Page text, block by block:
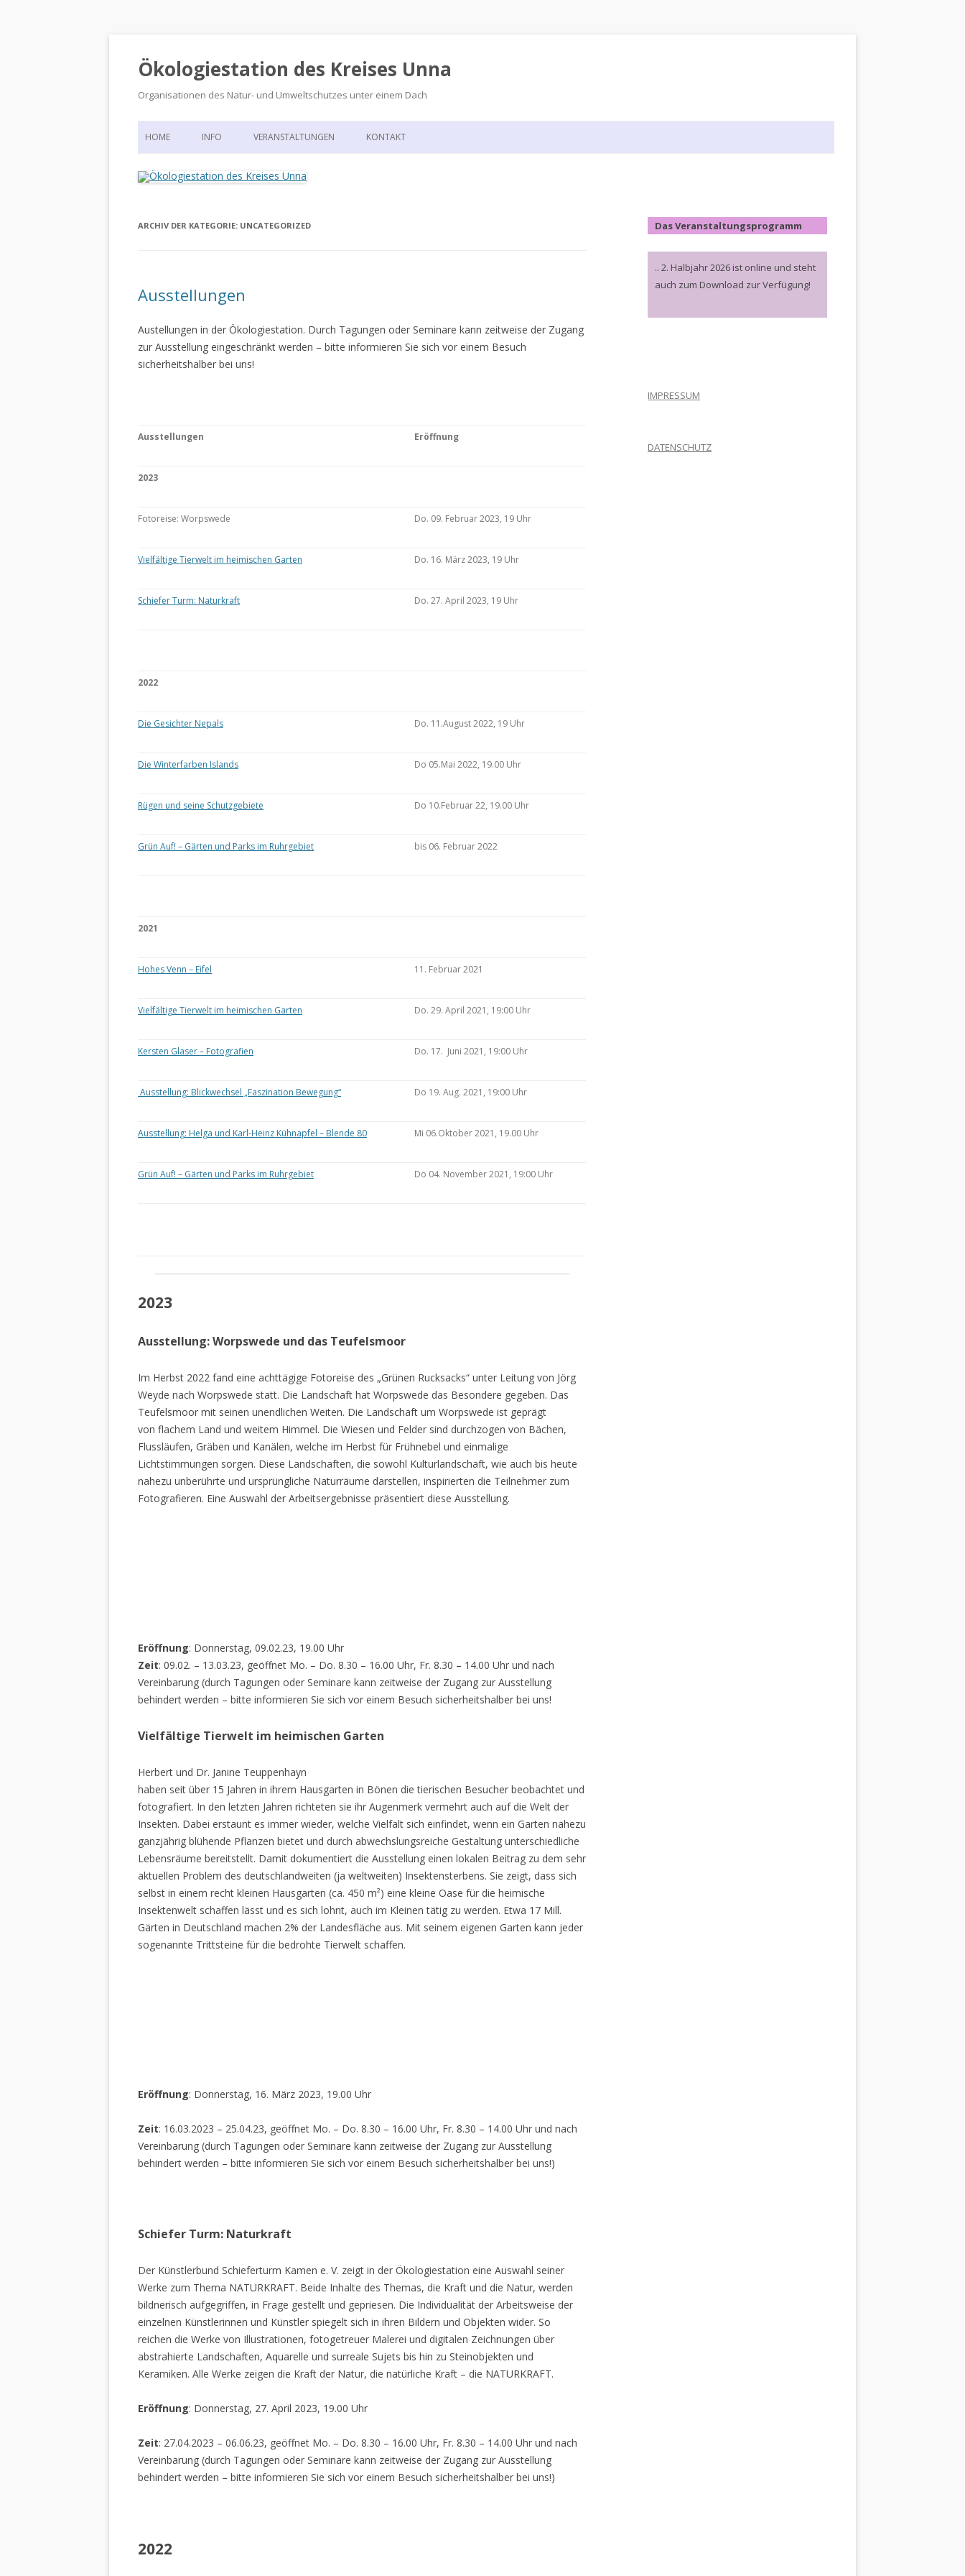
Ökologiestation des Kreises Unna
Organisationen des Natur- und Umweltschutzes unter einem Dach
Zum
HOME INFO VERANSTALTUNGEN KONTAKT
ARCHIV DER KATEGORIE: UNCATEGORIZED
Ausstellungen
Austellungen in der Ökologiestation. Durch Tagungen oder Seminare kann zeitweise der Zugang
zur Ausstellung eingeschränkt werden – bitte informieren Sie sich vor einem Besuch
sicherheitshalber bei uns!
Ausstellungen Eröffnung
2023
Fotoreise: Worpswede Do. 09. Februar 2023, 19 Uhr
Vielfältige Tierwelt im heimischen Garten Do. 16. März 2023, 19 Uhr
Schiefer Turm: Naturkraft Do. 27. April 2023, 19 Uhr
2022
Die Gesichter Nepals Do. 11.August 2022, 19 Uhr
Die Winterfarben Islands Do 05.Mai 2022, 19.00 Uhr
Rügen und seine Schutzgebiete Do 10.Februar 22, 19.00 Uhr
Grün Auf! – Gärten und Parks im Ruhrgebiet bis 06. Februar 2022
2021
Hohes Venn – Eifel 11. Februar 2021
Vielfältige Tierwelt im heimischen Garten Do. 29. April 2021, 19:00 Uhr
Kersten Glaser – Fotografien Do. 17. Juni 2021, 19:00 Uhr
Ausstellung: Blickwechsel „Faszination Bewegung“ Do 19. Aug. 2021, 19:00 Uhr
Ausstellung: Helga und Karl-Heinz Kühnapfel – Blende 80 Mi 06.Oktober 2021, 19.00 Uhr
Grün Auf! – Gärten und Parks im Ruhrgebiet Do 04. November 2021, 19:00 Uhr
2023
Ausstellung: Worpswede und das Teufelsmoor
Im Herbst 2022 fand eine achttägige Fotoreise des „Grünen Rucksacks“ unter Leitung von Jörg
Weyde nach Worpswede statt. Die Landschaft hat Worpswede das Besondere gegeben. Das
Teufelsmoor mit seinen unendlichen Weiten. Die Landschaft um Worpswede ist geprägt
von flachem Land und weitem Himmel. Die Wiesen und Felder sind durchzogen von Bächen,
Flussläufen, Gräben und Kanälen, welche im Herbst für Frühnebel und einmalige
Lichtstimmungen sorgen. Diese Landschaften, die sowohl Kulturlandschaft, wie auch bis heute
nahezu unberührte und ursprüngliche Naturräume darstellen, inspirierten die Teilnehmer zum
Fotografieren. Eine Auswahl der Arbeitsergebnisse präsentiert diese Ausstellung.
Eröffnung: Donnerstag, 09.02.23, 19.00 Uhr
Zeit: 09.02. – 13.03.23, geöffnet Mo. – Do. 8.30 – 16.00 Uhr, Fr. 8.30 – 14.00 Uhr und nach
Vereinbarung (durch Tagungen oder Seminare kann zeitweise der Zugang zur Ausstellung
behindert werden – bitte informieren Sie sich vor einem Besuch sicherheitshalber bei uns!
Vielfältige Tierwelt im heimischen Garten
Herbert und Dr. Janine Teuppenhayn
haben seit über 15 Jahren in ihrem Hausgarten in Bönen die tierischen Besucher beobachtet und
fotografiert. In den letzten Jahren richteten sie ihr Augenmerk vermehrt auch auf die Welt der
Insekten. Dabei erstaunt es immer wieder, welche Vielfalt sich einfindet, wenn ein Garten nahezu
ganzjährig blühende Pflanzen bietet und durch abwechslungsreiche Gestaltung unterschiedliche
Lebensräume bereitstellt. Damit dokumentiert die Ausstellung einen lokalen Beitrag zu dem sehr
aktuellen Problem des deutschlandweiten (ja weltweiten) Insektensterbens. Sie zeigt, dass sich
selbst in einem recht kleinen Hausgarten (ca. 450 m²) eine kleine Oase für die heimische
Insektenwelt schaffen lässt und es sich lohnt, auch im Kleinen tätig zu werden. Etwa 17 Mill.
Gärten in Deutschland machen 2% der Landesfläche aus. Mit seinem eigenen Garten kann jeder
sogenannte Trittsteine für die bedrohte Tierwelt schaffen.
Eröffnung: Donnerstag, 16. März 2023, 19.00 Uhr
Zeit: 16.03.2023 – 25.04.23, geöffnet Mo. – Do. 8.30 – 16.00 Uhr, Fr. 8.30 – 14.00 Uhr und nach
Vereinbarung (durch Tagungen oder Seminare kann zeitweise der Zugang zur Ausstellung
behindert werden – bitte informieren Sie sich vor einem Besuch sicherheitshalber bei uns!)
Schiefer Turm: Naturkraft
Der Künstlerbund Schieferturm Kamen e. V. zeigt in der Ökologiestation eine Auswahl seiner
Werke zum Thema NATURKRAFT. Beide Inhalte des Themas, die Kraft und die Natur, werden
bildnerisch aufgegriffen, in Frage gestellt und gepriesen. Die Individualität der Arbeitsweise der
einzelnen Künstlerinnen und Künstler spiegelt sich in ihren Bildern und Objekten wider. So
reichen die Werke von Illustrationen, fotogetreuer Malerei und digitalen Zeichnungen über
abstrahierte Landschaften, Aquarelle und surreale Sujets bis hin zu Steinobjekten und
Keramiken. Alle Werke zeigen die Kraft der Natur, die natürliche Kraft – die NATURKRAFT.
Eröffnung: Donnerstag, 27. April 2023, 19.00 Uhr
Zeit: 27.04.2023 – 06.06.23, geöffnet Mo. – Do. 8.30 – 16.00 Uhr, Fr. 8.30 – 14.00 Uhr und nach
Vereinbarung (durch Tagungen oder Seminare kann zeitweise der Zugang zur Ausstellung
behindert werden – bitte informieren Sie sich vor einem Besuch sicherheitshalber bei uns!)
2022
Das Veranstaltungsprogramm
.. 2. Halbjahr 2026 ist online und steht
auch zum Download zur Verfügung!
IMPRESSUM
DATENSCHUTZ